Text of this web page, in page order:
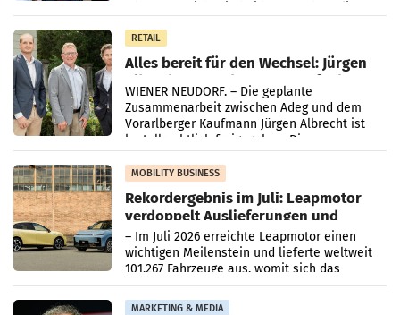
RETAIL
Alles bereit für den Wechsel: Jürgen
Albrecht setzt ab 1.1.2027 auf Adeg
WIENER NEUDORF. – Die geplante
Zusammenarbeit zwischen Adeg und dem
Vorarlberger Kaufmann Jürgen Albrecht ist
kartellrechtlich freigegeben: Die
Bundeswettbewerbsbehörde und der
Bundeskartellanwalt
MOBILITY BUSINESS
Rekordergebnis im Juli: Leapmotor
verdoppelt Auslieferungen und
überschreitet die 100.000er-Marke
– Im Juli 2026 erreichte Leapmotor einen
wichtigen Meilenstein und lieferte weltweit
101.267 Fahrzeuge aus, womit sich das
Ergebnis gegenüber Juli 2025 mehr als
verdoppelte (+102
MARKETING & MEDIA